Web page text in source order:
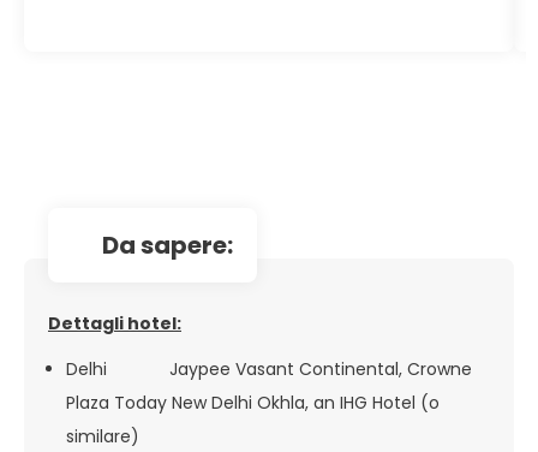
da sapere:
Dettagli hotel:
Delhi Jaypee Vasant Continental, Crowne
Plaza Today New Delhi Okhla, an IHG Hotel (o
similare)